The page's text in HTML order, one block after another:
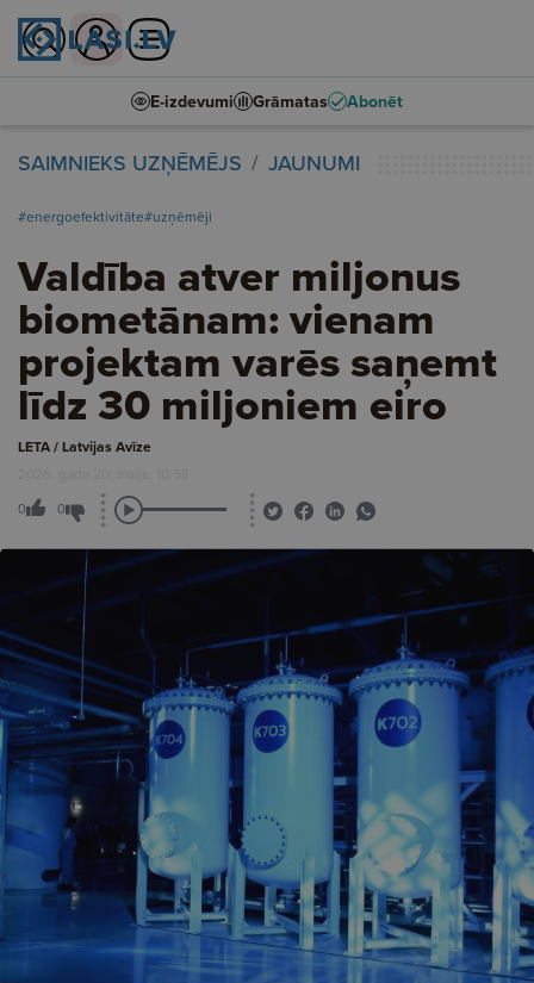
E-izdevumi Grāmatas Abonēt
SAIMNIEKS UZŅĒMĒJS JAUNUMI
#energoefektivitāte#uzņēmēji
Valdība atver miljonus
biometānam: vienam
projektam varēs saņemt
līdz 30 miljoniem eiro
LETA / Latvijas Avīze
2026. gada 20. maijs, 10:58
0 0